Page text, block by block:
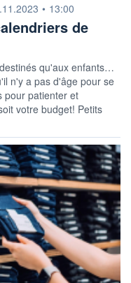
• 13:00
de
qu'aux enfants…
n'y a pas d'âge pour se
pour patienter et
votre budget! Petits